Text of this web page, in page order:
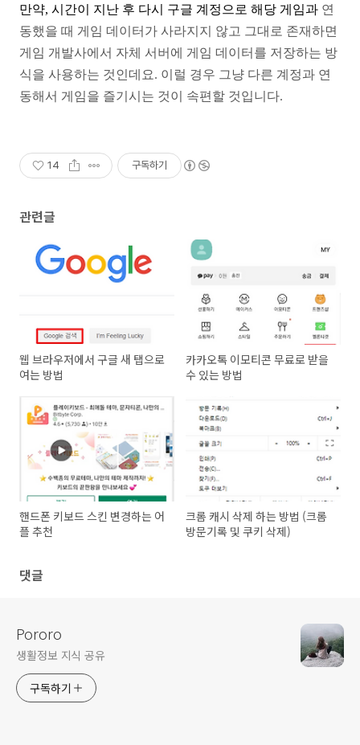
만약, 시간이 지난 후 다시 구글 계정으로 해당 게임과 연
동했을 때 게임 데이터가 사라지지 않고 그대로 존재하면
게임 개발사에서 자체 서버에 게임 데이터를 저장하는 방
식을 사용하는 것인데요. 이럴 경우 그냥 다른 계정과 연
동해서 게임을 즐기시는 것이 속편할 것입니다.
14 구독하기
관련글
웹 브라우저에서 구글 새 탭으로
여는 방법
카카오톡 이모티콘 무료로 받을
수 있는 방법
핸드폰 키보드 스킨 변경하는 어
플 추천
크롬 캐시 삭제 하는 방법 (크롬
방문기록 및 쿠키 삭제)
댓글
Pororo
생활정보 지식 공유
구독하기